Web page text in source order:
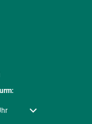
auszublenden
Von 08:00 bis 12:00